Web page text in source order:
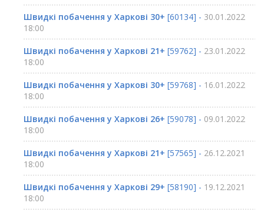
Швидкі побачення у Харкові 30+ [60134] - 30.01.2022
18:00
Швидкі побачення у Харкові 21+ [59762] - 23.01.2022
18:00
Швидкі побачення у Харкові 30+ [59768] - 16.01.2022
18:00
Швидкі побачення у Харкові 26+ [59078] - 09.01.2022
18:00
Швидкі побачення у Харкові 21+ [57565] - 26.12.2021
18:00
Швидкі побачення у Харкові 29+ [58190] - 19.12.2021
18:00